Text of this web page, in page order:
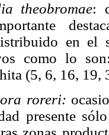
theobromae:
en el
como lo
(5, 6, 16, 19,
roreri:
presente